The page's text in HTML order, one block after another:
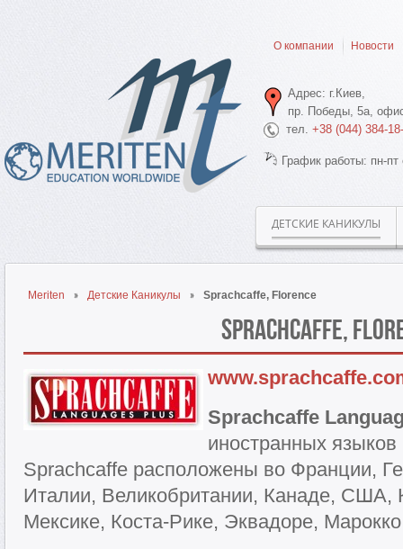
О компании Новости
Адрес: г.Киев,
пр. Победы, 5а,
тел. +38 (044) 384-
График работы: пн-
ДЕТСКИЕ КАНИКУЛЫ
Meriten Детские Каникулы Sprachcaffe, Florence
Sprachcaffe,
Sprachcaffe
иностранных
Sprachcaffe расположены во Франции,
Италии, Великобритании, Канаде, США,
Мексике, Коста-Рике, Эквадоре,